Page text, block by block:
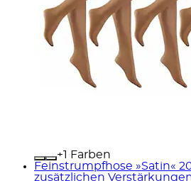
+
Farben
Feinstrumpfhose »Satin«
zusätzlichen